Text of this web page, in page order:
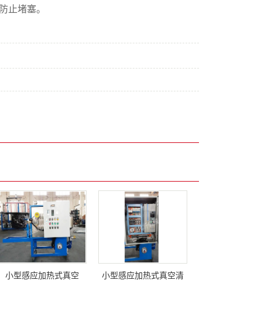
止堵塞。
​小型感应加热式真空 小型感应加热式真空清